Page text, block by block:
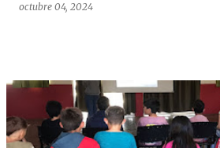
octubre 04, 2024